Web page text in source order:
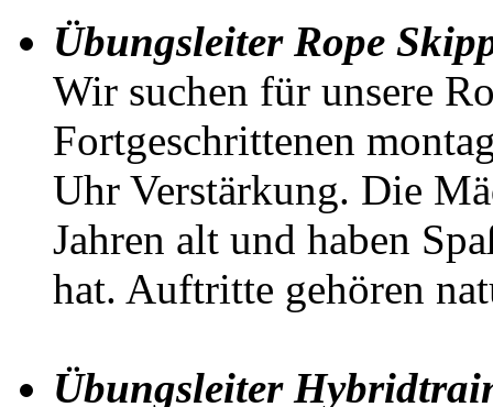
Übungsleiter Rope
Wir suchen für unsere
Fortgeschrittenen
Uhr Verstärkung. Die
Jahren alt und haben
hat. Auftritte gehören
Übungsleiter